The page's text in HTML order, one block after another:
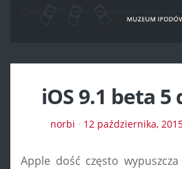
iOS 9.1 beta
norbi · 12 października,
Apple dość często